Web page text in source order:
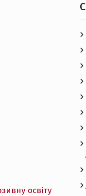
освіту